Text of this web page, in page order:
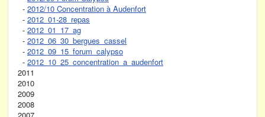
- 2012/10 Concentration à Audenfort
- 2012_01-28_repas
- 2012_01_17_ag
- 2012_06_30_bergues_cassel
- 2012_09_15_forum_calypso
- 2012_10_25_concentration_a_audenfort
2011
2010
2009
2008